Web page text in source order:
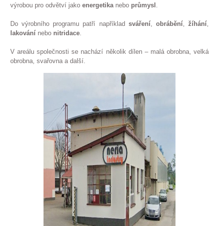
výrobou pro odvětví jako energetikanebo průmysl
Do výrobního programu patří například sváření obrábění ,žíhání
lakování nebo nitridace.
V areálu společnosti se nachází několik dílen – malá obrobna, velká
obrobna, svařovna a další.